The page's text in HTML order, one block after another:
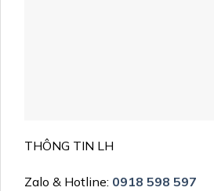
THÔNG TIN LH
Zalo & Hotline: 0918 598 597